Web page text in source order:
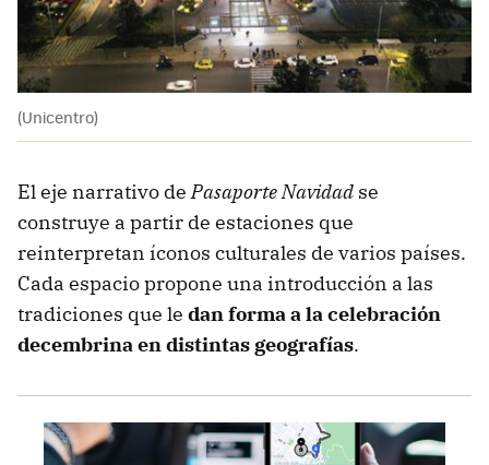
(Unicentro)
El eje narrativo dePasaporte Navidad se
construye a partir de estaciones que
reinterpretan íconos culturales de varios países.
Cada espacio propone una introducción a las
tradiciones que le dan forma a la celebración
decembrina en distintas geografías.